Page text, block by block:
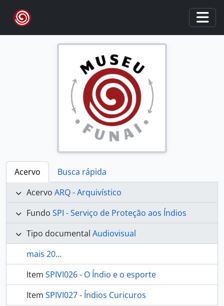
Skip to main content
Acervo
Busca rápida
Acervo ARQ - Arquivístico
Fundo SPI - Serviço de Proteção aos Índios
Tipo documental Audiovisual
mais 20...
Item SPIVI026 - O Índio e o esporte
Item SPIVI027 - Índios Curicuros